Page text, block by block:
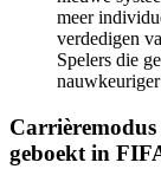
meer
verdedigen
Spelers die
geboekt in